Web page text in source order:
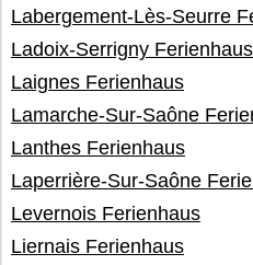
Labergement-Lès-Seurre
Ladoix-Serrigny Ferienhaus
Laignes Ferienhaus
Lamarche-Sur-Saône
Lanthes Ferienhaus
Laperrière-Sur-Saône
Levernois Ferienhaus
Liernais Ferienhaus